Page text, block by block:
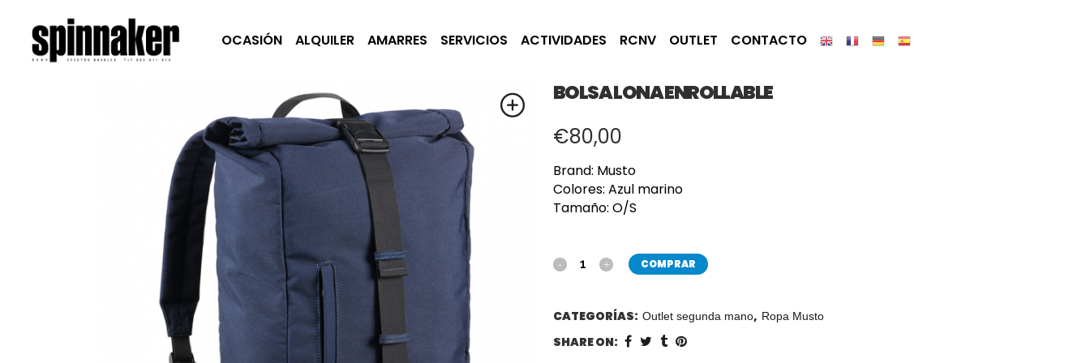
OCASIÓN ALQUILER AMARRES SERVICIOS ACTIVIDADES RCNV OUTLET CONTACTO
BOLSA LONA ENROLLABLE
€80,00
Brand: Musto
Colores: Azul marino
Tamaño: O/S
COMPRAR
CATEGORÍAS: Outlet segunda mano, Ropa Musto
SHARE ON: